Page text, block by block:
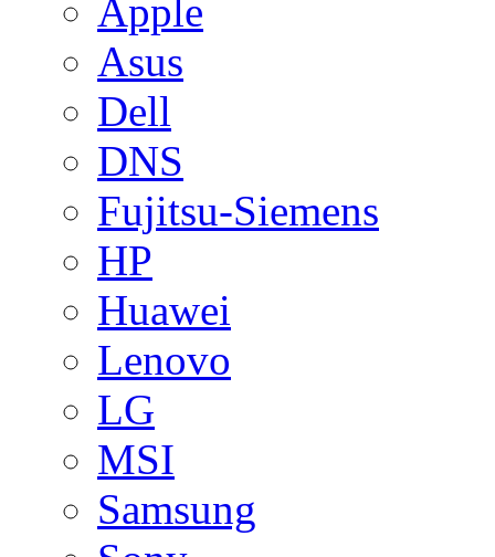
Apple
Asus
Dell
DNS
Fujitsu-Siemens
HP
Huawei
Lenovo
LG
MSI
Samsung